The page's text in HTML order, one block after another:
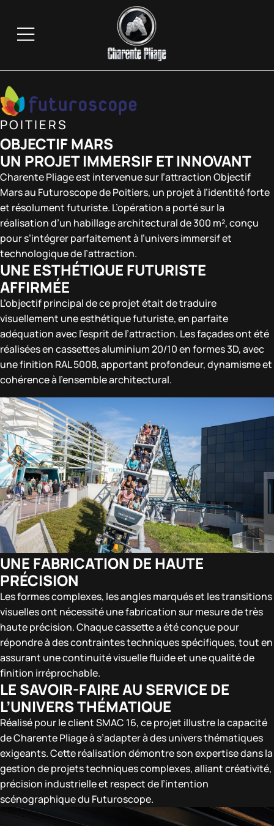
POITIERS
OBJECTIF MARS
UN PROJET IMMERSIF ET INNOVANT
Charente Pliage est intervenue sur l’attraction Objectif
Mars au Futuroscope de Poitiers, un projet à l’identité forte
et résolument futuriste. L’opération a porté sur la
réalisation d’un habillage architectural de 300 m², conçu
pour s’intégrer parfaitement à l’univers immersif et
technologique de l’attraction.
UNE ESTHÉTIQUE FUTURISTE
AFFIRMÉE
L’objectif principal de ce projet était de traduire
visuellement une esthétique futuriste, en parfaite
adéquation avec l’esprit de l’attraction. Les façades ont été
réalisées en cassettes aluminium 20/10 en formes 3D, avec
une finition RAL 5008, apportant profondeur, dynamisme et
cohérence à l’ensemble architectural.
UNE FABRICATION DE HAUTE
PRÉCISION
Les formes complexes, les angles marqués et les transitions
visuelles ont nécessité une fabrication sur mesure de très
haute précision. Chaque cassette a été conçue pour
répondre à des contraintes techniques spécifiques, tout en
assurant une continuité visuelle fluide et une qualité de
finition irréprochable.
LE SAVOIR-FAIRE AU SERVICE DE
L’UNIVERS THÉMATIQUE
Réalisé pour le client SMAC 16, ce projet illustre la capacité
de Charente Pliage à s’adapter à des univers thématiques
exigeants. Cette réalisation démontre son expertise dans la
gestion de projets techniques complexes, alliant créativité,
précision industrielle et respect de l’intention
scénographique du Futuroscope.